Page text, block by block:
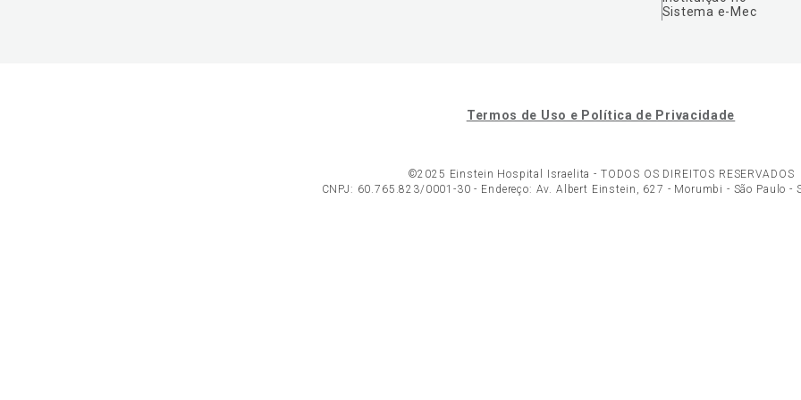
Sistema e-Mec
Termos de Uso e Política de Privacidade
©2025 Einstein Hospital Israelita - TODOS OS DIREITOS RESERVADOS
CNPJ: 60.765.823/0001-30 - Endereço: Av. Albert Einstein, 627 - Morumbi - São Paulo -